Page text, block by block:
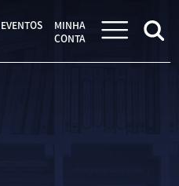
EVENTOS
MINHA
CONTA